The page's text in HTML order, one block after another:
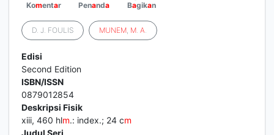
Komentar Penanda Bagikan
D. J. FOULIS MUNEM, M. A.
Edisi
Second Edition
ISBN/ISSN
0879012854
Deskripsi Fisik
xiii, 460 hlm.: index.; 24 cm
Judul Seri